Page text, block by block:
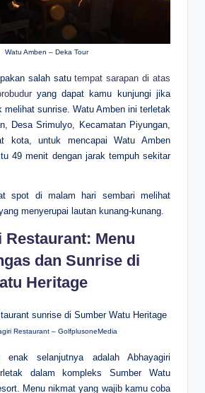
Watu Amben – Deka Tour
salah satutempat sarapan di atas
yang dapat kamu kunjungi jika
melihat sunrise. Watu Amben ini terletak
Desa Srimulyo, Kecamatan Piyungan,
kota, untuk mencapai Watu Amben
49 menit dengan jarak tempuh sekitar
spot di malam hari sembari melihat
menyerupai lautan kunang-kunang.
Menu
dan Sunrise di
Heritage
Restaurant – GolfplusoneMedia
enak selanjutnya adalah Abhayagiri
dalam kompleks Sumber Watu
Menu nikmat yang wajib kamu coba